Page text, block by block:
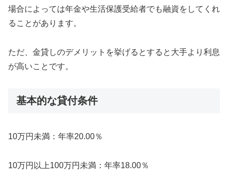
場合によっては年金や生活保護受給者でも融資をしてくれ
ることがあります。
ただ、金貸しのデメリットを挙げるとすると大手より利息
が高いことです。
基本的な貸付条件
10万円未満：年率20.00％
10万円以上100万円未満：年率18.00％